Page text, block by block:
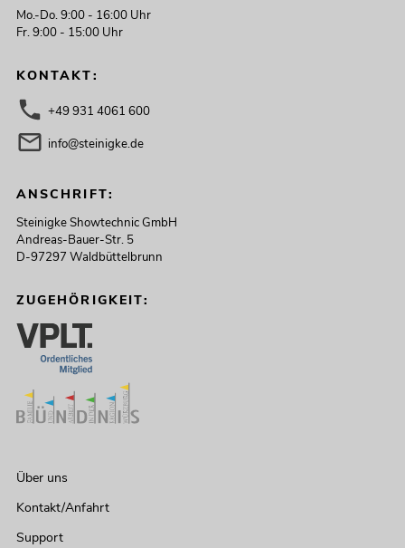
Mo.-Do. 9:00 - 16:00 Uhr
Fr. 9:00 - 15:00 Uhr
KONTAKT:
+49 931 4061 600
info@steinigke.de
ANSCHRIFT:
Steinigke Showtechnic GmbH
Andreas-Bauer-Str. 5
D-97297 Waldbüttelbrunn
ZUGEHÖRIGKEIT:
Über uns
Kontakt/Anfahrt
Support